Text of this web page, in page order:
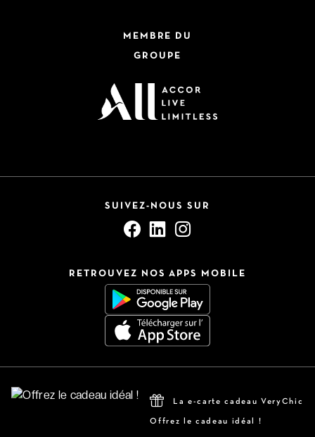
MEMBRE DU
GROUPE
SUIVEZ-NOUS SUR
RETROUVEZ NOS APPS MOBILE
La e-carte cadeau VeryChic
Offrez le cadeau idéal !